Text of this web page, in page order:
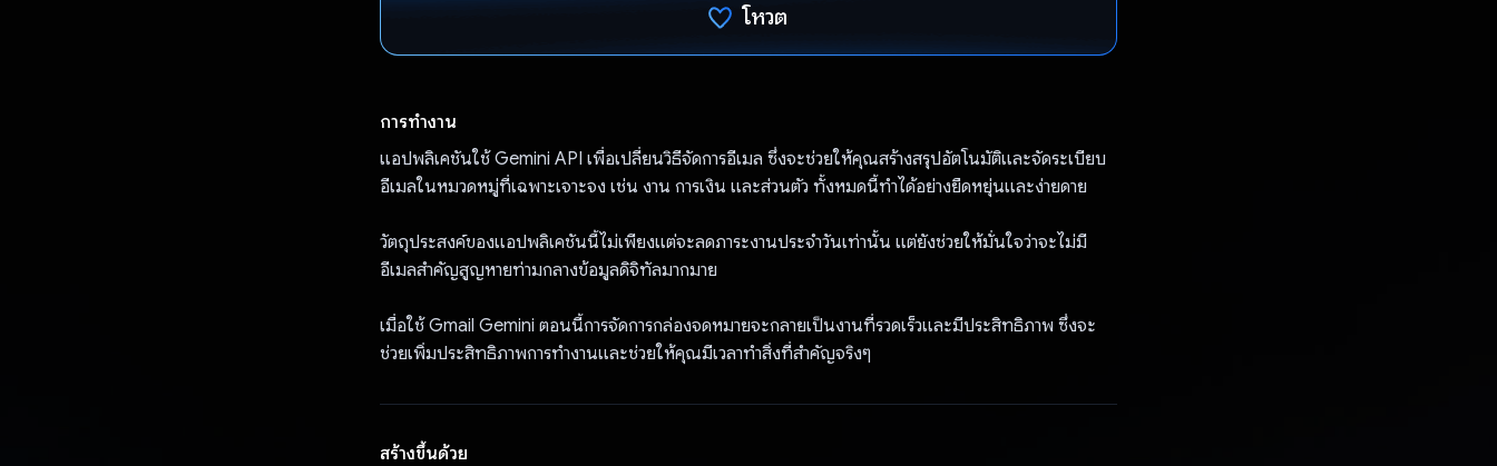
โหวต
การทำงาน
แอปพลิเคชันใช้ Gemini API เพื่อเปลี่ยนวิธีจัดการอีเมล ซึ่งจะช่วยให้คุณสร้างสรุปอัตโนมัติและจัดระเบียบ
อีเมลในหมวดหมู่ที่เฉพาะเจาะจง เช่น งาน การเงิน และส่วนตัว ทั้งหมดนี้ทำได้อย่างยืดหยุ่นและง่ายดาย
วัตถุประสงค์ของแอปพลิเคชันนี้ไม่เพียงแต่จะลดภาระงานประจำวันเท่านั้น แต่ยังช่วยให้มั่นใจว่าจะไม่มี
อีเมลสำคัญสูญหายท่ามกลางข้อมูลดิจิทัลมากมาย
เมื่อใช้ Gmail Gemini ตอนนี้การจัดการกล่องจดหมายจะกลายเป็นงานที่รวดเร็วและมีประสิทธิภาพ ซึ่งจะ
ช่วยเพิ่มประสิทธิภาพการทำงานและช่วยให้คุณมีเวลาทำสิ่งที่สำคัญจริงๆ
สร้างขึ้นด้วย